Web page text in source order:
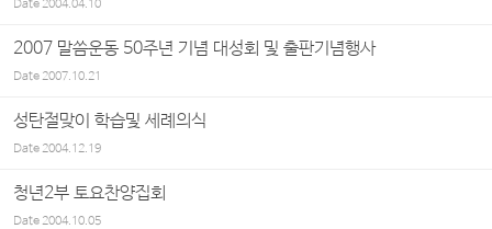
Date2004.04.10
2007 말씀운동 50주년 기념 대성회 및 출판기념행사
Date2007.10.21
성탄절맞이 학습및 세례의식
Date2004.12.19
청년2부 토요찬양집회
Date2004.10.05